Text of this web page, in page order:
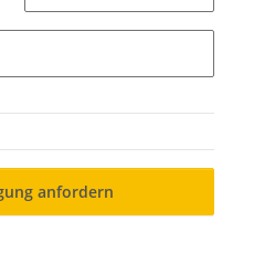
anfordern